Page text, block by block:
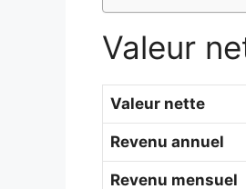
Valeur
Valeur nette
Revenu annuel
Revenu mensuel